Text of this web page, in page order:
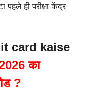
पहले ही परीक्षा केंद्र
card kaise
का
?